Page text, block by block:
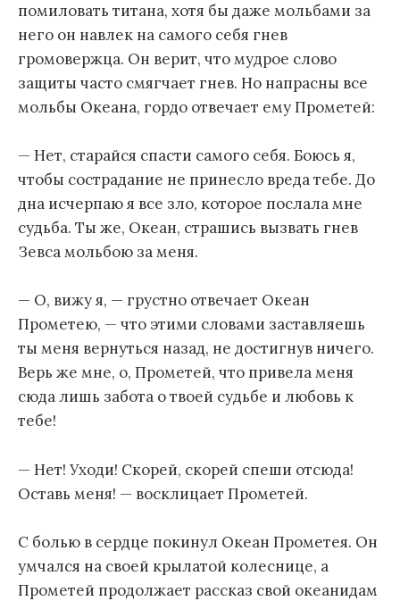
помиловать титана, хотя бы даже мольбами за
него он навлек на самого себя гнев
громовержца. Он верит, что мудрое слово
защиты часто смягчает гнев. Но напрасны все
мольбы Океана, гордо отвечает ему Прометей:
— Нет, старайся спасти самого себя. Боюсь я,
чтобы сострадание не принесло вреда тебе. До
дна исчерпаю я все зло, которое послала мне
судьба. Ты же, Океан, страшись вызвать гнев
Зевса мольбою за меня.
— О, вижу я, — грустно отвечает Океан
Прометею, — что этими словами заставляешь
ты меня вернуться назад, не достигнув ничего.
Верь же мне, о, Прометей, что привела меня
сюда лишь забота о твоей судьбе и любовь к
тебе!
— Нет! Уходи! Скорей, скорей спеши отсюда!
Оставь меня! — восклицает Прометей.
С болью в сердце покинул Океан Прометея. Он
умчался на своей крылатой колеснице, а
Прометей продолжает рассказ свой океанидам